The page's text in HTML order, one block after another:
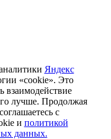
Яндекс
«cookie». Это
взаимодействие
лучше. Продолжая
с
и политикой
данных.